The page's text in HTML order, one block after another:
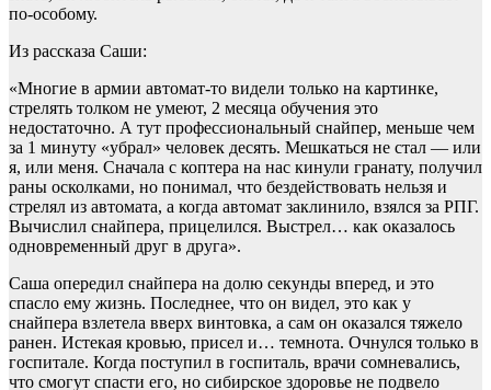
по-особому.
Из рассказа Саши:
«Многие в армии автомат-то видели только на картинке,
стрелять толком не умеют, 2 месяца обучения это
недостаточно. А тут профессиональный снайпер, меньше чем
за 1 минуту «убрал» человек десять. Мешкаться не стал — или
я, или меня. Сначала с коптера на нас кинули гранату, получил
раны осколками, но понимал, что бездействовать нельзя и
стрелял из автомата, а когда автомат заклинило, взялся за РПГ.
Вычислил снайпера, прицелился. Выстрел… как оказалось
одновременный друг в друга».
Саша опередил снайпера на долю секунды вперед, и это
спасло ему жизнь. Последнее, что он видел, это как у
снайпера взлетела вверх винтовка, а сам он оказался тяжело
ранен. Истекая кровью, присел и… темнота. Очнулся только в
госпитале. Когда поступил в госпиталь, врачи сомневались,
что смогут спасти его, но сибирское здоровье не подвело